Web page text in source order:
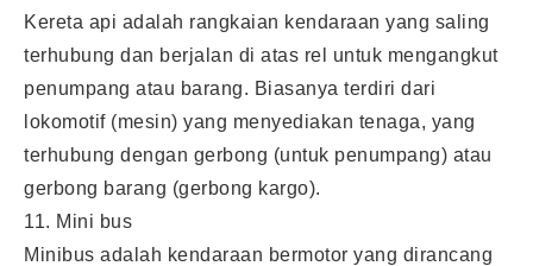
Kereta api adalah rangkaian kendaraan yang saling
terhubung dan berjalan di atas rel untuk mengangkut
penumpang atau barang. Biasanya terdiri dari
lokomotif (mesin) yang menyediakan tenaga, yang
terhubung dengan gerbong (untuk penumpang) atau
gerbong barang (gerbong kargo).
11. Mini bus
Minibus adalah kendaraan bermotor yang dirancang